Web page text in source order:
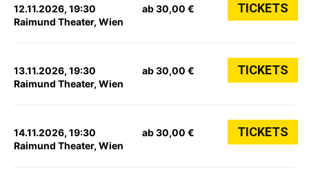
12.11.2026, 19:30
Raimund Theater, Wien
ab 30,00 € TICKETS
13.11.2026, 19:30
Raimund Theater, Wien
ab 30,00 € TICKETS
14.11.2026, 19:30
Raimund Theater, Wien
ab 30,00 € TICKETS